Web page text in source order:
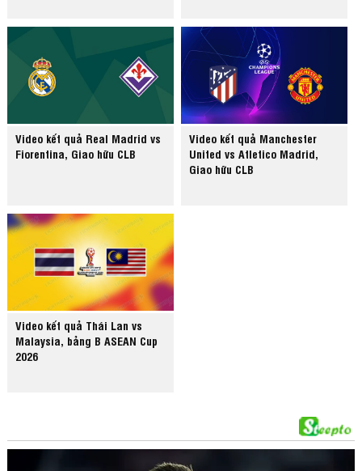
Video kết quả Real Madrid vs
Fiorentina, Giao hữu CLB
Video kết quả Manchester
United vs Atletico Madrid,
Giao hữu CLB
Video kết quả Thái Lan vs
Malaysia, bảng B ASEAN Cup
2026